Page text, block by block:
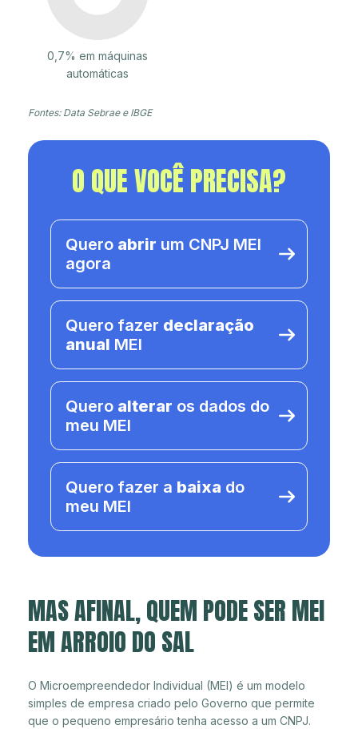
0,7% em máquinas
automáticas
Fontes: Data Sebrae e IBGE
O QUE VOCÊ PRECISA?
Quero abrir um CNPJ MEI
agora
Quero fazer declaração
anual MEI
Quero alterar os dados do
meu MEI
Quero fazer a baixa do
meu MEI
MAS AFINAL, QUEM PODE SER MEI
EM ARROIO DO SAL
O Microempreendedor Individual (MEI) é um modelo
simples de empresa criado pelo Governo que permite
que o pequeno empresário tenha acesso a um CNPJ.